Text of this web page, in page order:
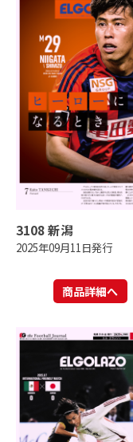
3108 新潟
2025年09月11日発行
商品詳細へ